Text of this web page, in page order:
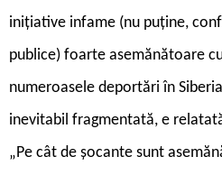
inițiative infame (nu puține,
publice) foarte asemănătoare
numeroasele deportări în
inevitabil fragmentată, e
„Pe cât de şocante sunt